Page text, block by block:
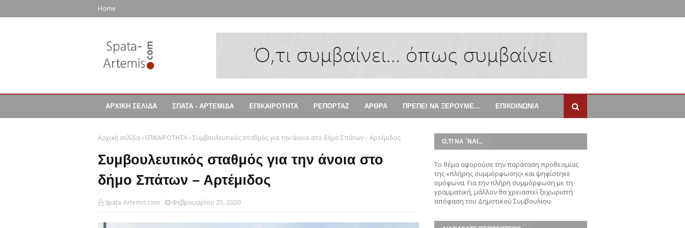
Home
ΑΡΧΙΚΗ ΣΕΛΙΔΑ ΣΠΑΤΑ - ΑΡΤΕΜΙΔΑ ΕΠΙΚΑΙΡΟΤΗΤΑ ΡΕΠΟΡΤΑΖ ΑΡΘΡΑ ΠΡΕΠΕΙ ΝΑ ΞΕΡΟΥΜΕ... ΕΠΙΚΟΙΝΩΝΙΑ
Αρχική σελίδα ΕΠΙΚΑΙΡΟΤΗΤΑ Συμβουλευτικός σταθμός για την άνοια στο δήμο Σπάτων – Αρτέμιδος
Συμβουλευτικός σταθμός για την άνοια στο
δήμο Σπάτων – Αρτέμιδος
Spata-Artemis.com Φεβρουαρίου 25, 2020
Ο,ΤΙ ΝΑ ΄ΝΑΙ...
Το θέμα αφορούσε την παράταση προθεσμίας
της «πλήρης συμμόρφωσης» και ψηφίστηκε
ομόφωνα. Για την πλήρη συμμόρφωση με τη
γραμματική, μάλλον θα χρειαστεί ξεχωριστή
απόφαση του Δημοτικού Συμβουλίου.